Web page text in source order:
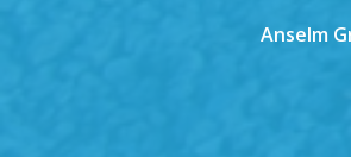
Anselm